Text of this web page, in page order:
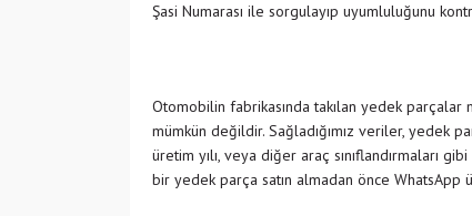
Şasi Numarası ile sorgulayıp uyumluluğunu
Otomobilin fabrikasında takılan yedek
mümkün değildir. Sağladığımız veriler, yedek
üretim yılı, veya diğer araç sınıflandırmaları
bir yedek parça satın almadan önce